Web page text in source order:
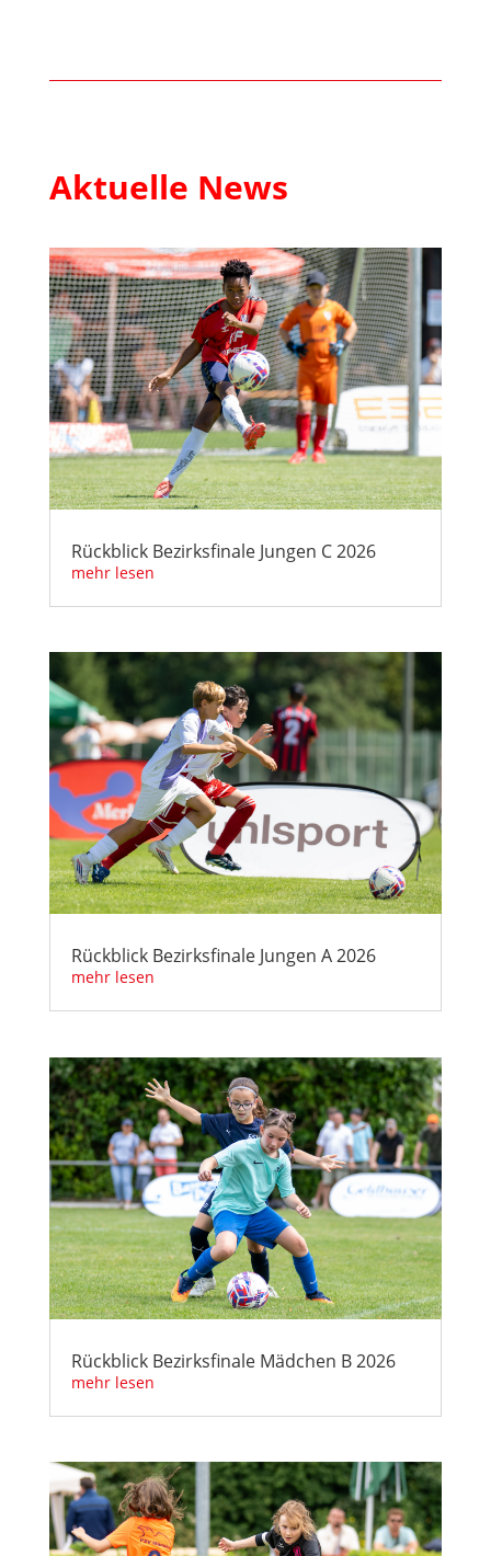
Aktuelle News
Rückblick Bezirksfinale Jungen C 2026
mehr lesen
Rückblick Bezirksfinale Jungen A 2026
mehr lesen
Rückblick Bezirksfinale Mädchen B 2026
mehr lesen